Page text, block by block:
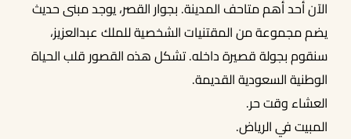
الآن أحد أهم متاحف المدينة. بجوار القصر، يوجد مبنى حديث
يضم مجموعة من المقتنيات الشخصية للملك عبدالعزيز،
سنقوم بجولة قصيرة داخله. تشكل هذه القصور قلب الحياة
الوطنية السعودية القديمة.
العشاء وقت حر.
المبيت في الرياض.